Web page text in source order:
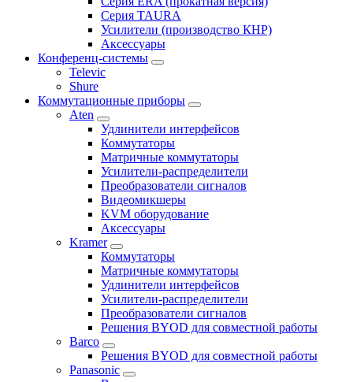
Серия TAURA
Усилители (производство КНР)
Аксессуары
Конференц-системы
Televic
Shure
Коммутационные приборы
Aten
Удлинители интерфейсов
Коммутаторы
Матричные коммутаторы
Усилители-распределители
Преобразователи сигналов
Видеомикшеры
KVM оборудование
Аксессуары
Kramer
Коммутаторы
Матричные коммутаторы
Удлинители интерфейсов
Усилители-распределители
Преобразователи сигналов
Решения BYOD для совместной работы
Barco
Решения BYOD для совместной работы
Panasonic